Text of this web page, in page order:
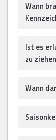
Wann
Ist es
zu
Wann